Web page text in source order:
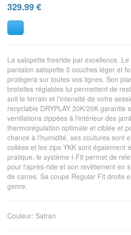
329.99€
La salopette freeride par excellence.
pantalon salopette 3 couches léger et
protègera sur toutes vos lignes. Son
bretelles réglables lui permettent de
soit le terrain et l'intensité de votre
recyclable DRYPLAY 20K/20K garantie
ventilations zippées à l'intérieur des
thermorégulation optimale et ciblée et
chance à l'humidité, ses coutures sont
collées et les zips YKK sont également
pratique, le système I-Fit permet de
pour l'après-ride et son revêtement en
de carres. Sa coupe Regular Fit droite
genre.
Couleur: Safran